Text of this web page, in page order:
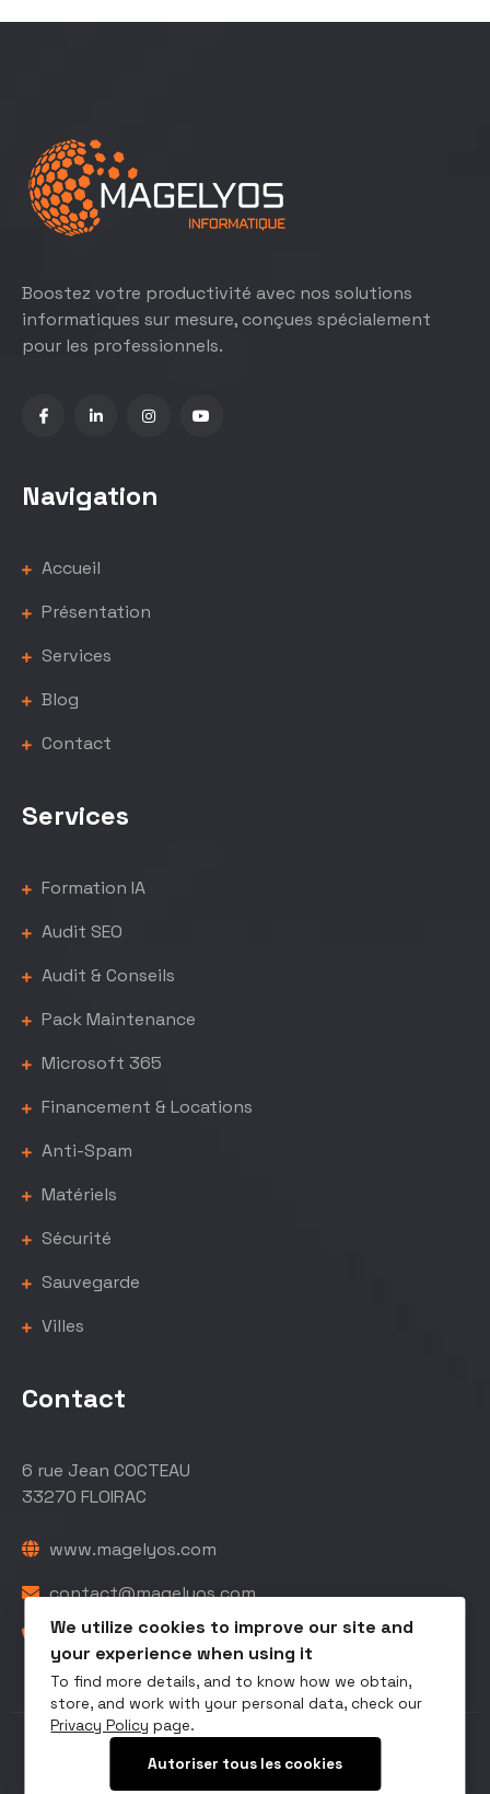
Boostez votre productivité avec nos solutions
informatiques sur mesure, conçues spécialement
pour les professionnels.
Navigation
Accueil
Présentation
Services
Blog
Contact
Services
Formation IA
Audit SEO
Audit & Conseils
Pack Maintenance
Microsoft 365
Financement & Locations
Anti-Spam
Matériels
Sécurité
Sauvegarde
Villes
Contact
6 rue Jean COCTEAU
33270 FLOIRAC
www.magelyos.com
contact@magelyos.com
05 56 40 48 78
Copyright © 2026 Maintenance Informatique
We utilize cookies to improve our site and
your experience when using it
To find more details, and to know how we obtain,
store, and work with your personal data, check our
Privacy Policy page.
Autoriser tous les cookies